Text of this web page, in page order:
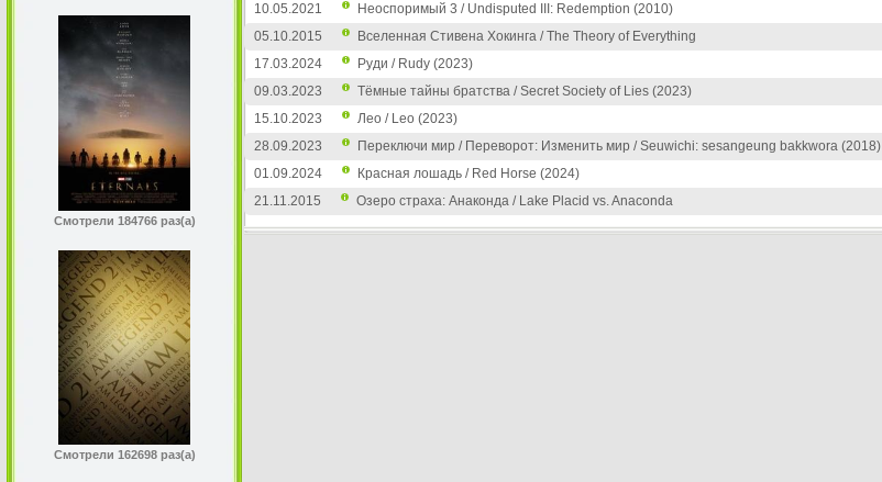
Смотрели 184766 раз(а)
Смотрели 162698 раз(а)
10.05.2021 Неоспоримый 3 / Undisputed III: Redemption (2010)
05.10.2015
Вселенная Стивена Хокинга / The Theory of Everything
17.03.2024
Руди / Rudy (2023)
09.03.2023
Тёмные тайны братства / Secret Society of Lies (2023)
15.10.2023
Лео / Leo (2023)
28.09.2023
Переключи мир / Переворот: Изменить мир / Seuwichi: sesangeung bakkwora (2018)
01.09.2024
Красная лошадь / Red Horse (2024)
21.11.2015
Озеро страха: Анаконда / Lake Placid vs. Anaconda